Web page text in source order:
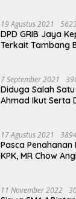
19 Agustus 2021
DPD GRIB Jaya
Terkait Tambang
7 September 2021
Diduga Salah
Ahmad Ikut Serta
17 Agustus 2021
Pasca
KPK, MR Chow
11 November 2022